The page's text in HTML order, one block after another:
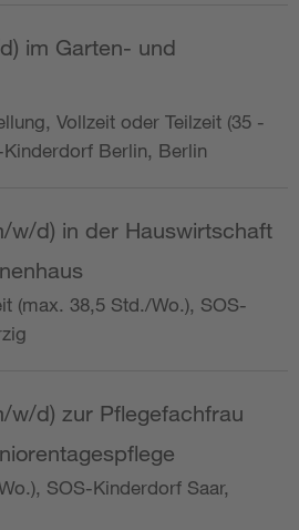
im Garten- und
Vollzeit oder Teilzeit (35 -
Berlin, Berlin
w/d) in der Hauswirtschaft
(max. 38,5 Std./Wo.), SOS-
w/d) zur Pflegefachfrau
SOS-Kinderdorf Saar,